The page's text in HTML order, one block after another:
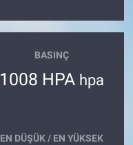
BASINÇ
1008 HPA hpa
EN DÜŞÜK / EN YÜKSEK